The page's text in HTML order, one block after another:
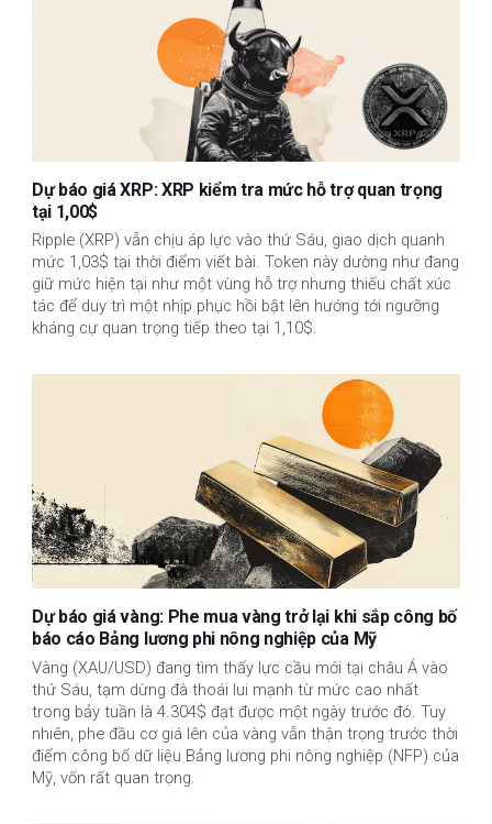
Dự báo giá XRP: XRP kiểm tra mức hỗ trợ quan trọng
tại 1,00$
Ripple (XRP) vẫn chịu áp lực vào thứ Sáu, giao dịch quanh
mức 1,03$ tại thời điểm viết bài. Token này dường như đang
giữ mức hiện tại như một vùng hỗ trợ nhưng thiếu chất xúc
tác để duy trì một nhịp phục hồi bật lên hướng tới ngưỡng
kháng cự quan trọng tiếp theo tại 1,10$.
Dự báo giá vàng: Phe mua vàng trở lại khi sắp công bố
báo cáo Bảng lương phi nông nghiệp của Mỹ
Vàng (XAU/USD) đang tìm thấy lực cầu mới tại châu Á vào
thứ Sáu, tạm dừng đà thoái lui mạnh từ mức cao nhất
trong bảy tuần là 4.304$ đạt được một ngày trước đó. Tuy
nhiên, phe đầu cơ giá lên của vàng vẫn thận trọng trước thời
điểm công bố dữ liệu Bảng lương phi nông nghiệp (NFP) của
Mỹ, vốn rất quan trọng.